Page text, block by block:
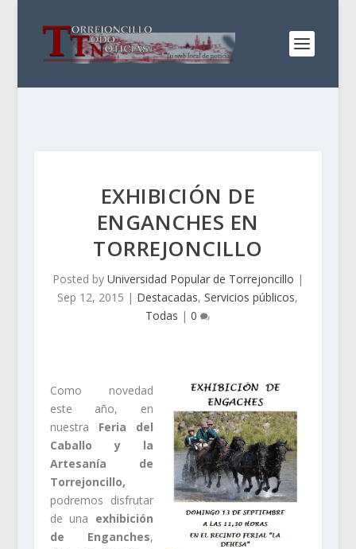
EXHIBICIÓN DE
ENGANCHES EN
TORREJONCILLO
Posted by Universidad Popular de Torrejoncillo |
Sep 12, 2015 | Destacadas,Servicios públicos,
Todas |0
Como novedad
este año, en
nuestra Feria del
Caballo y la
Artesanía de
Torrejoncillo,
podremos disfrutar
de una exhibición
de Enganches,